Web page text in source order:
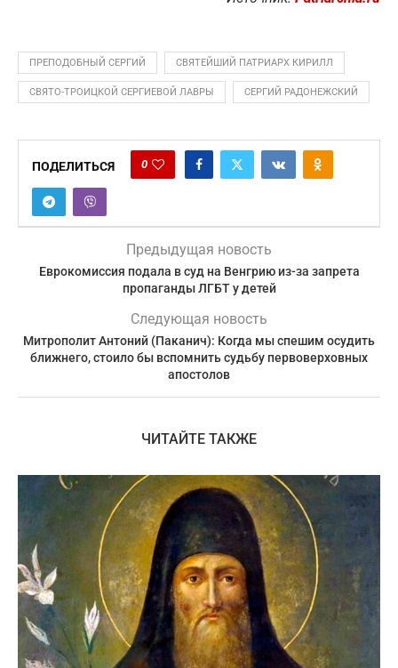
ПРЕПОДОБНЫЙ СЕРГИЙ СВЯТЕЙШИЙ ПАТРИАРХ КИРИЛЛ
СВЯТО-ТРОИЦКОЙ СЕРГИЕВОЙ ЛАВРЫ СЕРГИЙ РАДОНЕЖСКИЙ
ПОДЕЛИТЬСЯ 0
Предыдущая новость
Еврокомиссия подала в суд на Венгрию из-за запрета
пропаганды ЛГБТ у детей
Следующая новость
Митрополит Антоний (Паканич): Когда мы спешим осудить
ближнего, стоило бы вспомнить судьбу первоверховных
апостолов
ЧИТАЙТЕ ТАКЖЕ